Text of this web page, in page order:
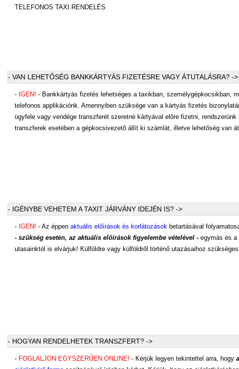
TELEFONOS TAXI RENDELÉS
- VAN LEHETŐSÉG BANKKÁRTYÁS FIZETÉSRE VAGY ÁTUTALÁSRA? ->
- IGEN! - Bankkártyás fizetés lehetséges a taxikban, személygépkocsikban,
telefonos applikációnk. Amennyiben szüksége van a kártyás fizetés
ügyfele vagy vendége transzferét szeretné kártyával előre fizetni,
transzferek esetében a gépkocsivezető állít ki számlát, illetve lehetőség van
- IGÉNYBE VEHETEM A TAXIT JÁRVÁNY IDEJÉN IS? ->
- IGEN! - Az éppen aktuális előírások és korlátozások betartásával
- szükség esetén, az aktuális előírások figyelembe vételével - egymás és a
utasainktól is elvárjuk! Külföldre vagy külföldről történő utazásaihoz
- HOGYAN RENDELHETEK TRANSZFERT? ->
- FOGLALJON EGYSZERŰEN ONLINE! - Kérjük legyen tekintettel arra, hogy